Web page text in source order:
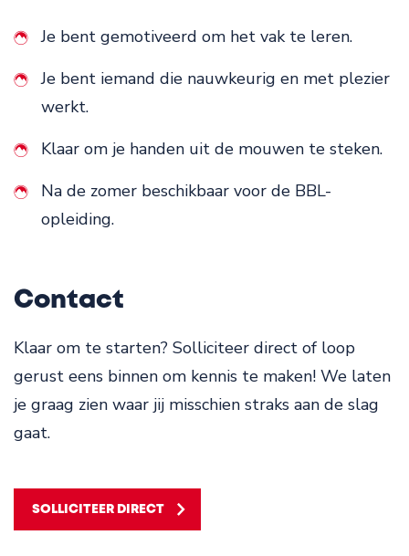
Je bent gemotiveerd om het vak te leren.
Je bent iemand die nauwkeurig en met plezier
werkt.
Klaar om je handen uit de mouwen te steken.
Na de zomer beschikbaar voor de BBL-
opleiding.
Contact
Klaar om te starten? Solliciteer direct of loop
gerust eens binnen om kennis te maken! We laten
je graag zien waar jij misschien straks aan de slag
gaat.
SOLLICITEER DIRECT